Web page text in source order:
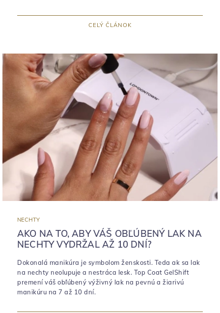
CELÝ ČLÁNOK
NECHTY
AKO NA TO, ABY VÁŠ OBĽÚBENÝ LAK NA
NECHTY VYDRŽAL AŽ 10 DNÍ?
Dokonalá manikúra je symbolom ženskosti. Teda ak sa lak
na nechty neolupuje a nestráca lesk. Top Coat GelShift
premení váš obľúbený výživný lak na pevnú a žiarivú
manikúru na 7 až 10 dní.